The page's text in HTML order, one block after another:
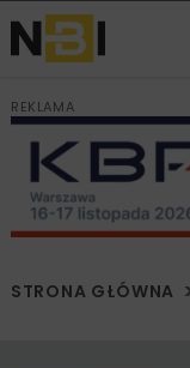
REKLAMA
STRONA GŁÓWNA